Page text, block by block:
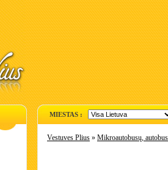
MIESTAS :
Vestuves Plius » Mikroautobusų,